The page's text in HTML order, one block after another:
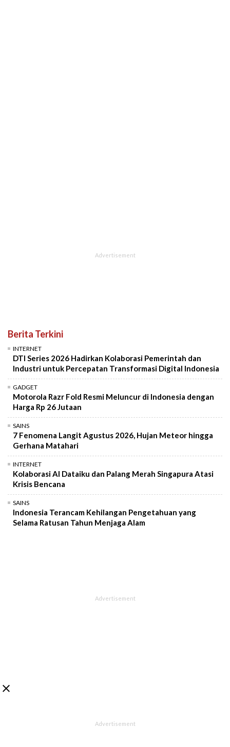
Berita Terkini
INTERNET
DTI Series 2026 Hadirkan Kolaborasi Pemerintah dan
Industri untuk Percepatan Transformasi Digital Indonesia
GADGET
Motorola Razr Fold Resmi Meluncur di Indonesia dengan
Harga Rp 26 Jutaan
SAINS
7 Fenomena Langit Agustus 2026, Hujan Meteor hingga
Gerhana Matahari
INTERNET
Kolaborasi AI Dataiku dan Palang Merah Singapura Atasi
Krisis Bencana
SAINS
Indonesia Terancam Kehilangan Pengetahuan yang
Selama Ratusan Tahun Menjaga Alam
